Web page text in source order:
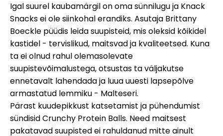
Minu konto
Hankige rahastust
Igal suurel kaubamärgil on oma sünnilugu ja Knack
Snacks ei ole siinkohal erandiks. Asutaja Brittany
Boeckle püüdis leida suupisteid, mis oleksid kõikidel
kastidel - tervislikud, maitsvad ja kvaliteetsed. Kuna
ta ei olnud rahul olemasolevate
suupistevõimalustega, otsustas ta väljakutse
ennetavalt lahendada ja luua uuesti lapsepõlve
armastatud lemmiku - Malteseri.
Pärast kuudepikkust katsetamist ja pühendumist
sündisid Crunchy Protein Balls. Need maitsest
pakatavad suupisted ei rahuldanud mitte ainult